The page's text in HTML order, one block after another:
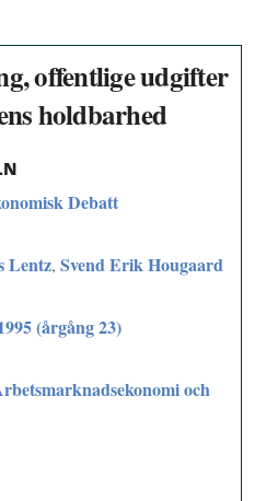
offentlige udgifter
holdbarhed
Debatt
Lentz,Svend Erik Hougaard
(årgång 23)
och